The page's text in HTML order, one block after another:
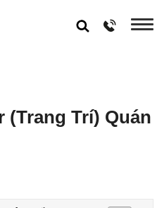
(Trang Trí) Quán